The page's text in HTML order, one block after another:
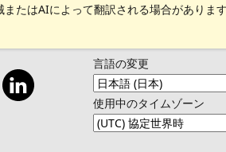
たはAIによって翻訳される場合があります
言語の変更
使用中のタイムゾーン